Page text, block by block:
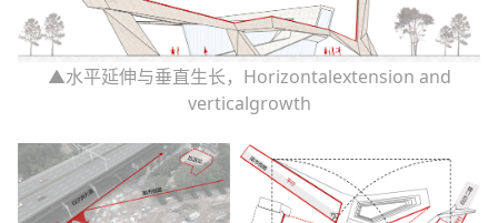
▲水平延伸与垂直生长，Horizontalextension and
verticalgrowth